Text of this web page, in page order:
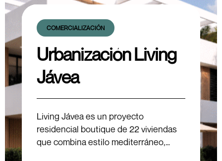
COMERCIALIZACIÓN
Urbanización Living
Jávea
Living Jávea es un proyecto
residencial boutique de 22 viviendas
que combina estilo mediterráneo,